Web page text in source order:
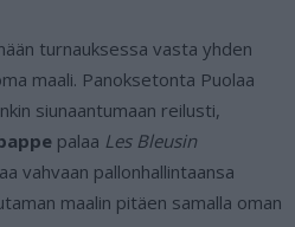
turnauksessa vasta yhden
maali. Panoksetonta Puolaa
siunaantumaan reilusti,
palaa Les Bleusin
vahvaan pallonhallintaansa
maalin pitäen samalla oman